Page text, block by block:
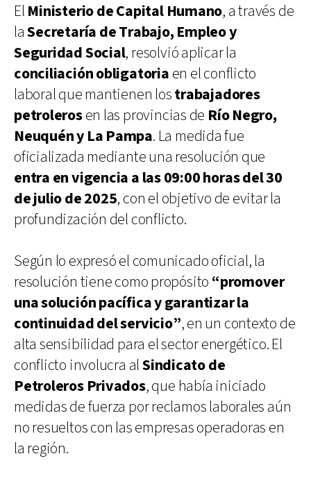
El Ministerio de Capital Humano, a través de
laSecretaría de Trabajo, Empleo y
Seguridad Social, resolvió aplicar la
conciliación obligatoria en el conflicto
laboral que mantienen lostrabajadores
petrolerosen las provincias de Río Negro,
Neuquén y La Pampa. La medida fue
oficializada mediante una resolución que
entra en vigencia a las 09:00 horas del 30
de julio de 2025, con el objetivo de evitar la
profundización del conflicto.
Según lo expresó el comunicado oficial, la
resolución tiene como propósito “promover
una solución pacífica y garantizar la
continuidad del servicio”, en un contexto de
alta sensibilidad para el sector energético. El
conflicto involucra alSindicato de
Petroleros Privados, que había iniciado
medidas de fuerza por reclamos laborales aún
no resueltos con las empresas operadoras en
la región.